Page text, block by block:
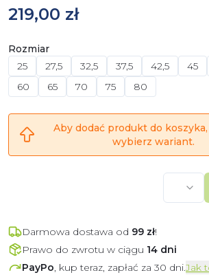
219,00 zł
Rozmiar
25
27,5 32,5 37,5 42,5 45
60
65 70 75 80
Aby dodać produkt do
wybierz wariant.
Darmowa dostawa od 99 zł!
Prawo do zwrotu w ciągu 14 dni
PayPo, kup teraz, zapłać za 30 dni.Jak